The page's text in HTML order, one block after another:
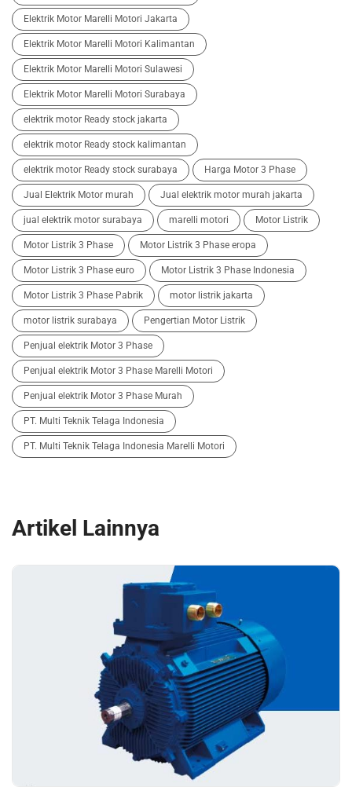
Elektrik Motor Marelli Motori Jakarta
Elektrik Motor Marelli Motori Kalimantan
Elektrik Motor Marelli Motori Sulawesi
Elektrik Motor Marelli Motori Surabaya
elektrik motor Ready stock jakarta
elektrik motor Ready stock kalimantan
elektrik motor Ready stock surabaya Harga Motor 3 Phase
Jual Elektrik Motor murah Jual elektrik motor murah jakarta
jual elektrik motor surabaya marelli motori Motor Listrik
Motor Listrik 3 Phase Motor Listrik 3 Phase eropa
Motor Listrik 3 Phase euro Motor Listrik 3 Phase Indonesia
Motor Listrik 3 Phase Pabrik motor listrik jakarta
motor listrik surabaya Pengertian Motor Listrik
Penjual elektrik Motor 3 Phase
Penjual elektrik Motor 3 Phase Marelli Motori
Penjual elektrik Motor 3 Phase Murah
PT. Multi Teknik Telaga Indonesia
PT. Multi Teknik Telaga Indonesia Marelli Motori
Artikel Lainnya